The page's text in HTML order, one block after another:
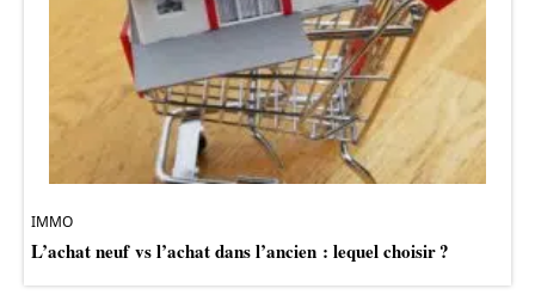
IMMO
L’achat neuf vs l’achat dans l’ancien : lequel choisir ?